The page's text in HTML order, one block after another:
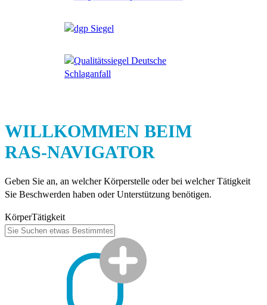
WILLKOMMEN BEIM
RAS-NAVIGATOR
Geben Sie an, an welcher Körperstelle oder bei welcher Tätigkeit
Sie Beschwerden haben oder Unterstützung benötigen.
KörperTätigkeit